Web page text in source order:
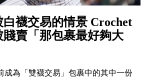
襪交易的情景 Crochet
賣「那包裹最好夠大
成為「雙襪交易」包裹中的其中一份